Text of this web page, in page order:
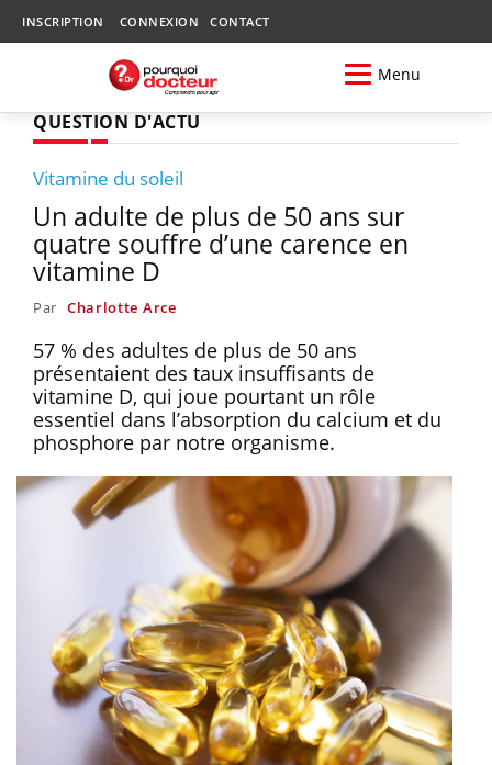
INSCRIPTION CONNEXION CONTACT
Menu
QUESTION D'ACTU
Vitamine du soleil
Un adulte de plus de 50 ans sur
quatre souffre d’une carence en
vitamine D
Par Charlotte Arce
57 % des adultes de plus de 50 ans
présentaient des taux insuffisants de
vitamine D, qui joue pourtant un rôle
essentiel dans l’absorption du calcium et du
phosphore par notre organisme.